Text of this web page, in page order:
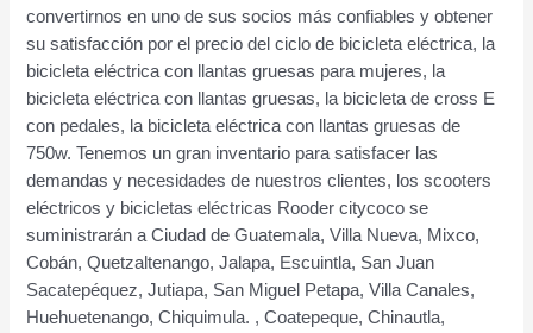
convertirnos en uno de sus socios más confiables y obtener
su satisfacción por el precio del ciclo de bicicleta eléctrica, la
bicicleta eléctrica con llantas gruesas para mujeres, la
bicicleta eléctrica con llantas gruesas, la bicicleta de cross E
con pedales, la bicicleta eléctrica con llantas gruesas de
750w. Tenemos un gran inventario para satisfacer las
demandas y necesidades de nuestros clientes, los scooters
eléctricos y bicicletas eléctricas Rooder citycoco se
suministrarán a Ciudad de Guatemala, Villa Nueva, Mixco,
Cobán, Quetzaltenango, Jalapa, Escuintla, San Juan
Sacatepéquez, Jutiapa, San Miguel Petapa, Villa Canales,
Huehuetenango, Chiquimula. , Coatepeque, Chinautla,